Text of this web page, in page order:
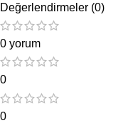
Değerlendirmeler (0)
0 yorum
0
0